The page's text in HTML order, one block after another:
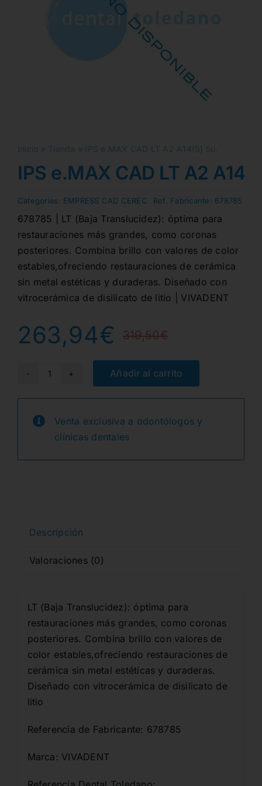
Inicio » Tienda » IPS e.MAX CAD LT A2 A14(S) 5u.
IPS e.MAX CAD LT A2
Categorias: EMPRESS CAD CEREC Ref. Fabricante: 678785
678785 | LT (Baja Translucidez): óptima para
restauraciones más grandes, como coronas
posteriores. Combina brillo con valores de color
estables,ofreciendo restauraciones de cerámica
sin metal estéticas y duraderas. Diseñado con
vitrocerámica de disilicato de litio | VIVADENT
319,50€El
precio
original
era:
263,94€
El
precio
actual
es:
IPS
e.MAX
LT
A2
A14(S)
Añadir al carrito
Venta exclusiva a odontólogos y
clínicas dentales
Descripción
Valoraciones (0)
LT (Baja Translucidez): óptima para
restauraciones más grandes, como coronas
posteriores. Combina brillo con valores de
color estables,ofreciendo restauraciones de
cerámica sin metal estéticas y duraderas.
Diseñado con vitrocerámica de disilicato de
litio
Referencia de Fabricante: 678785
Marca: VIVADENT